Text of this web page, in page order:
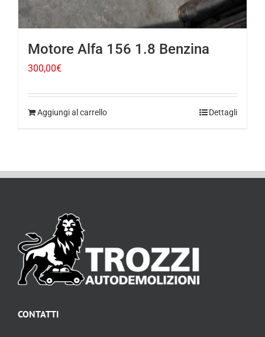
Motore Alfa 156 1.8 Benzina
300,00€
Aggiungi al carrello Dettagli
CONTATTI